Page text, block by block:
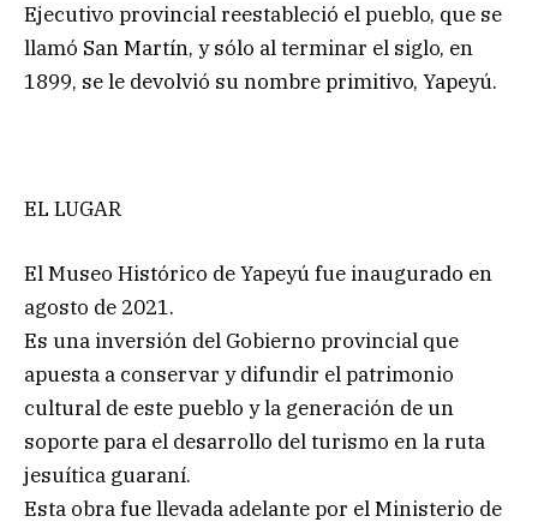
Ejecutivo provincial reestableció el pueblo, que se
llamó San Martín, y sólo al terminar el siglo, en
1899, se le devolvió su nombre primitivo, Yapeyú.
EL LUGAR
El Museo Histórico de Yapeyú fue inaugurado en
agosto de 2021.
Es una inversión del Gobierno provincial que
apuesta a conservar y difundir el patrimonio
cultural de este pueblo y la generación de un
soporte para el desarrollo del turismo en la ruta
jesuítica guaraní.
Esta obra fue llevada adelante por el Ministerio de